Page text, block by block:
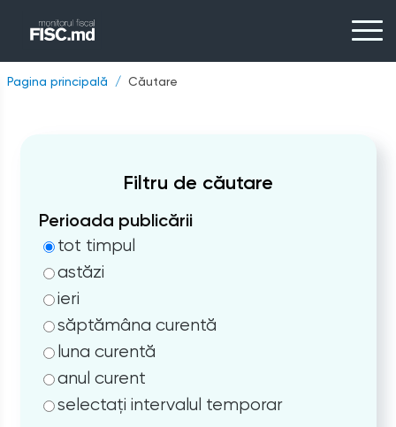
Pagina principală Căutare
Filtru de căutare
Perioada publicării
tot timpul
astăzi
ieri
săptămâna curentă
luna curentă
anul curent
selectați intervalul temporar